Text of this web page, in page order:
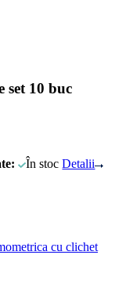
set 10 buc
În stocDetalii
cu clichet